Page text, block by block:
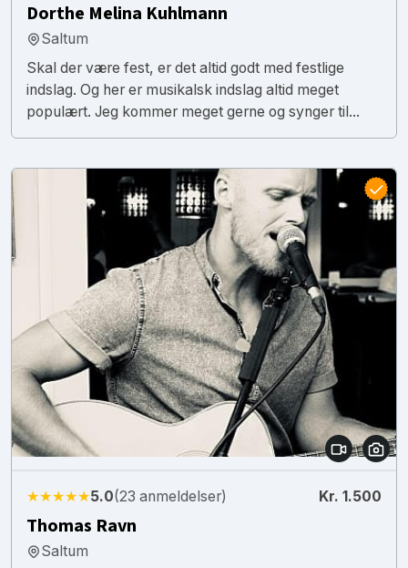
Dorthe Melina Kuhlmann
Saltum
Skal der være fest, er det altid godt med festlige
indslag. Og her er musikalsk indslag altid meget
populært. Jeg kommer meget gerne og synger til...
★★★★★5.0(23 anmeldelser) Kr. 1.500
Thomas Ravn
Saltum